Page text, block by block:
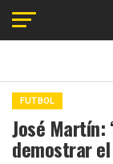
FUTBOL
José Martín:
demostrar